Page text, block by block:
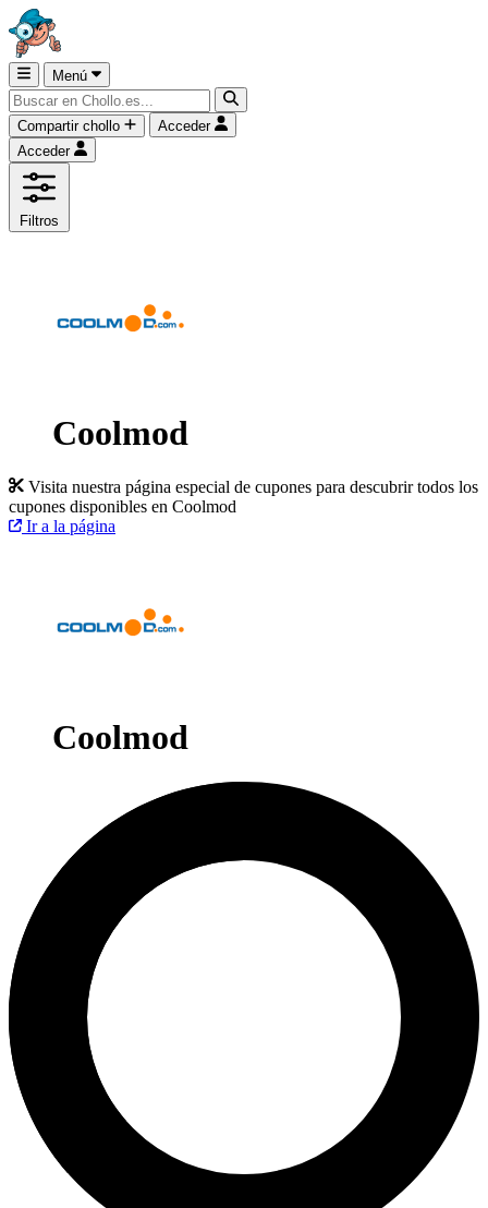
Menú
Compartir chollo
Acceder
Acceder
Filtros
Coolmod
Visita nuestra página especial de cupones para descubrir todos los
cupones disponibles en Coolmod
Ir a la página
Coolmod